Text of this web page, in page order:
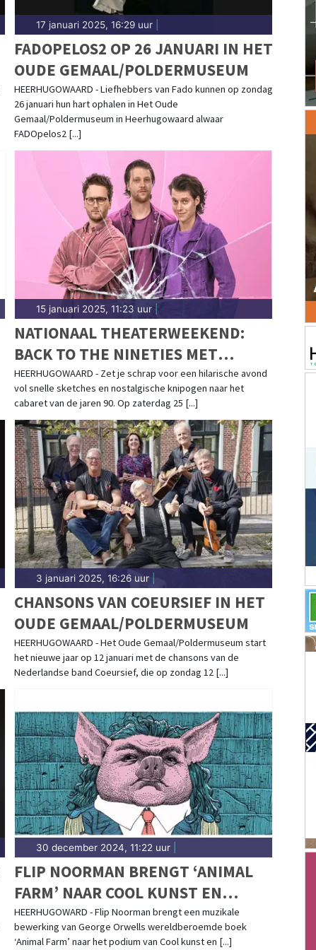
17 januari 2025, 16:29 uur|
FADOPELOS2 OP 26 JANUARI IN HET
OUDE GEMAAL/POLDERMUSEUM
HEERHUGOWAARD - Liefhebbers van Fado kunnen op zondag
26 januari hun hart ophalen in Het Oude
Gemaal/Poldermuseum in Heerhugowaard alwaar
FADOpelos2 [...]
15 januari 2025, 11:23 uur|
NATIONAAL THEATERWEEKEND:
BACK TO THE NINETIES MET
JEROENS CLAN
HEERHUGOWAARD - Zet je schrap voor een hilarische avond
vol snelle sketches en nostalgische knipogen naar het
cabaret van de jaren 90. Op zaterdag 25 [...]
3 januari 2025, 16:26 uur|
CHANSONS VAN COEURSIEF IN HET
OUDE GEMAAL/POLDERMUSEUM
HEERHUGOWAARD - Het Oude Gemaal/Poldermuseum start
het nieuwe jaar op 12 januari met de chansons van de
Nederlandse band Coeursief, die op zondag 12 [...]
30 december 2024, 11:22 uur|
FLIP NOORMAN BRENGT ‘ANIMAL
FARM’ NAAR COOL KUNST EN
CULTUUR
HEERHUGOWARD - Flip Noorman brengt een muzikale
bewerking van George Orwells wereldberoemde boek
‘Animal Farm’ naar het podium van Cool kunst en [...]